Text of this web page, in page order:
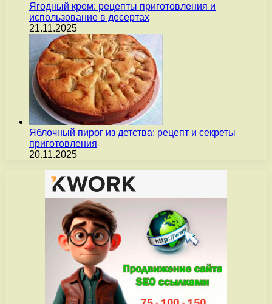
Ягодный крем: рецепты приготовления и
использование в десертах
21.11.2025
Яблочный пирог из детства: рецепт и секреты
приготовления
20.11.2025